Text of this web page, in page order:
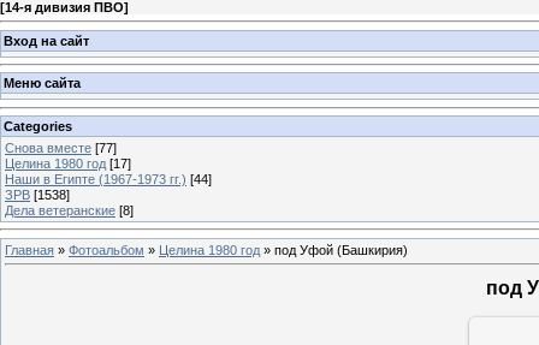
[14-я дивизия ПВО]
Вход на сайт
Меню сайта
Categories
Снова вместе [77]
Целина 1980 год [17]
Наши в Египте (1967-1973 гг.) [44]
ЗРВ [1538]
Дела ветеранские [8]
Главная » Фотоальбом » Целина 1980 год » под Уфой (Башкирия)
под